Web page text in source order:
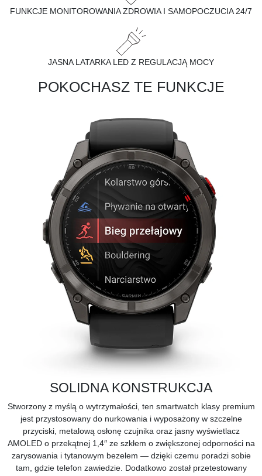
FUNKCJE MONITOROWANIA ZDROWIA I SAMOPOCZUCIA 24/7
JASNA LATARKA LED Z REGULACJĄ MOCY
POKOCHASZ TE FUNKCJE
SOLIDNA KONSTRUKCJA
Stworzony z myślą o wytrzymałości, ten smartwatch klasy premium
jest przystosowany do nurkowania i wyposażony w szczelne
przyciski, metalową osłonę czujnika oraz jasny wyświetlacz
AMOLED o przekątnej 1,4″ ze szkłem o zwiększonej odporności na
zarysowania i tytanowym bezelem — dzięki czemu poradzi sobie
tam, gdzie telefon zawiedzie. Dodatkowo został przetestowany